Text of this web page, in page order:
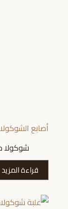
أصابع
شوكولا
قراءة المزيد